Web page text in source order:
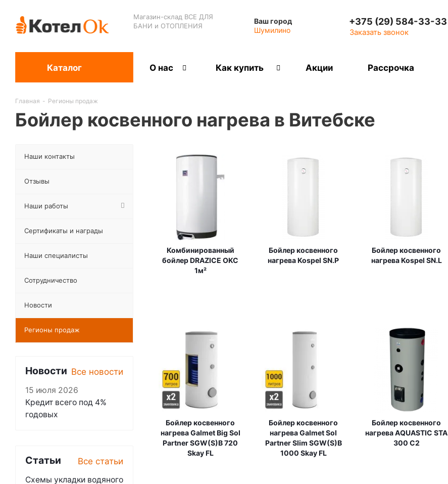
Магазин-склад ВСЕ ДЛЯ
БАНИ и ОТОПЛЕНИЯ
Ваш город
Шумилино
+375 (29) 584-33-33
Заказать звонок
Каталог О нас Как купить Акции Рассрочка
Главная - Регионы продаж
Бойлер косвенного нагрева в Витебске
Комбинированный
бойлер DRAZICE OKC
1м²
Бойлер косвенного
нагрева Kospel SN.P
Бойлер косвенного
нагрева Kospel SN.L
Бойлер косвенного
нагрева Galmet Big Sol
Partner SGW(S)B 720
Skay FL
Бойлер косвенного
нагрева Galmet Sol
Partner Slim SGW(S)B
1000 Skay FL
Бойлер косвенного
нагрева AQUASTIC STA
300 C2
Наши контакты
Отзывы
Наши работы
Сертификаты и награды
Наши специалисты
Сотрудничество
Новости
Регионы продаж
Новости Все новости
15 июля 2026
Кредит всего под 4%
годовых
Статьи Все статьи
Схемы укладки водяного